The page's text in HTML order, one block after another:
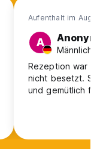
Aufenthalt im Aug
A Anonym
Rezeption war
nicht besetzt.
und gemütlich